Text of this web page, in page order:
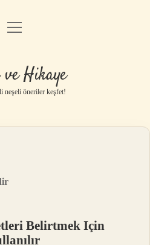
Politikası
Uyarı
menüyü
ve Hikaye
neşeli öneriler keşfet!
Belirtmek Için